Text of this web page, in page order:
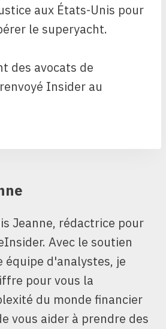
aux États-Unis pour
le superyacht.
des avocats de
Insider au
Jeanne, rédactrice pour
Avec le soutien
équipe d'analystes, je
pour vous la
du monde financier
vous aider à prendre des